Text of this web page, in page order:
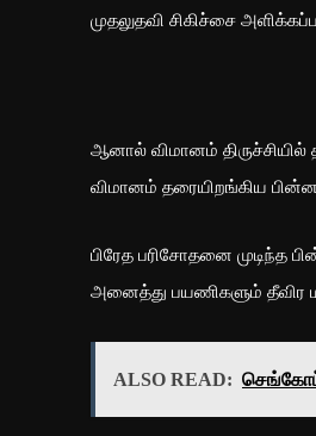
முதலுதவி சிகிச்சை
ஆனால் விமானம் திருச்சியில்
விமானம் தரையிறங்கிய
பிரேத பரிசோதனை முடிந்த
அனைத்து பயணிகளும் தீவிர
ALSO READ: